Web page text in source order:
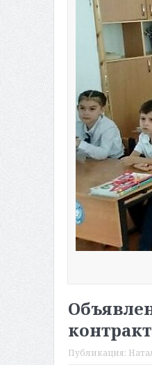
Публикация: